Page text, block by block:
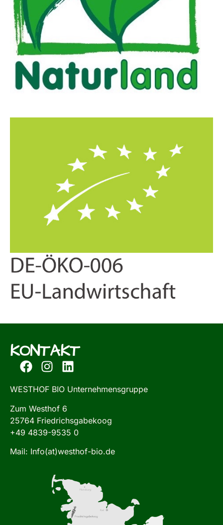
KONTAKT
WESTHOF BIO Unternehmensgruppe
Zum Westhof 6
25764 Friedrichsgabekoog
+49 4839-9535 0
Mail: Info(at)westhof-bio.de